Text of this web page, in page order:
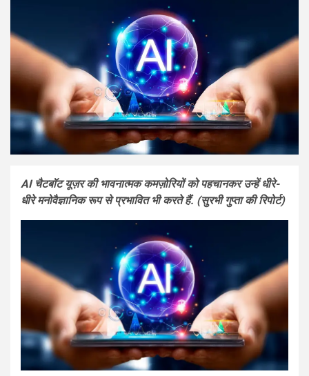
AI चैटबॉट यूज़र की भावनात्मक कमज़ोरियों को पहचानकर उन्हें धीरे-
धीरे मनोवैज्ञानिक रूप से प्रभावित भी करते हैं. (सुरभी गुप्ता की रिपोर्ट)